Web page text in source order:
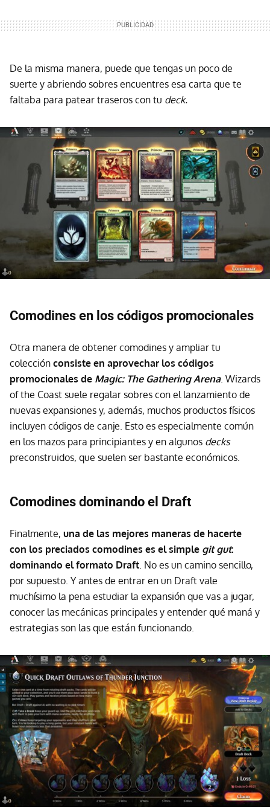
De la misma manera, puede que tengas un poco de
suerte y abriendo sobres encuentres esa carta que te
faltaba para patear traseros con tu deck.
Comodines en los códigos promocionales
Otra manera de obtener comodines y ampliar tu
colección consiste en aprovechar los códigos
promocionales de Magic: The Gathering Arena. Wizards
of the Coast suele regalar sobres con el lanzamiento de
nuevas expansiones y, además, muchos productos físicos
incluyen códigos de canje. Esto es especialmente común
en los mazos para principiantes y en algunos decks
preconstruidos, que suelen ser bastante económicos.
Comodines dominando el Draft
Finalmente, una de las mejores maneras de hacerte
con los preciados comodines es el simple git gut:
dominando el formato Draft. No es un camino sencillo,
por supuesto. Y antes de entrar en un Draft vale
muchísimo la pena estudiar la expansión que vas a jugar,
conocer las mecánicas principales y entender qué maná y
estrategias son las que están funcionando.